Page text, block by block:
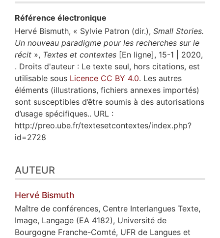
Référence électronique
Hervé Bismuth, « Sylvie Patron (dir.), Small Stories.
Un nouveau paradigme pour les recherches sur le
récit », Textes et contextes [En ligne], 15-1 | 2020,
. Droits d'auteur : Le texte seul, hors citations, est
utilisable sous Licence CC BY 4.0. Les autres
éléments (illustrations, fichiers annexes importés)
sont susceptibles d’être soumis à des autorisations
d’usage spécifiques.. URL :
http://preo.ube.fr/textesetcontextes/index.php?
id=2728
AUTEUR
Hervé Bismuth
Maître de conférences, Centre Interlangues Texte,
Image, Langage (EA 4182), Université de
Bourgogne Franche-Comté, UFR de Langues et